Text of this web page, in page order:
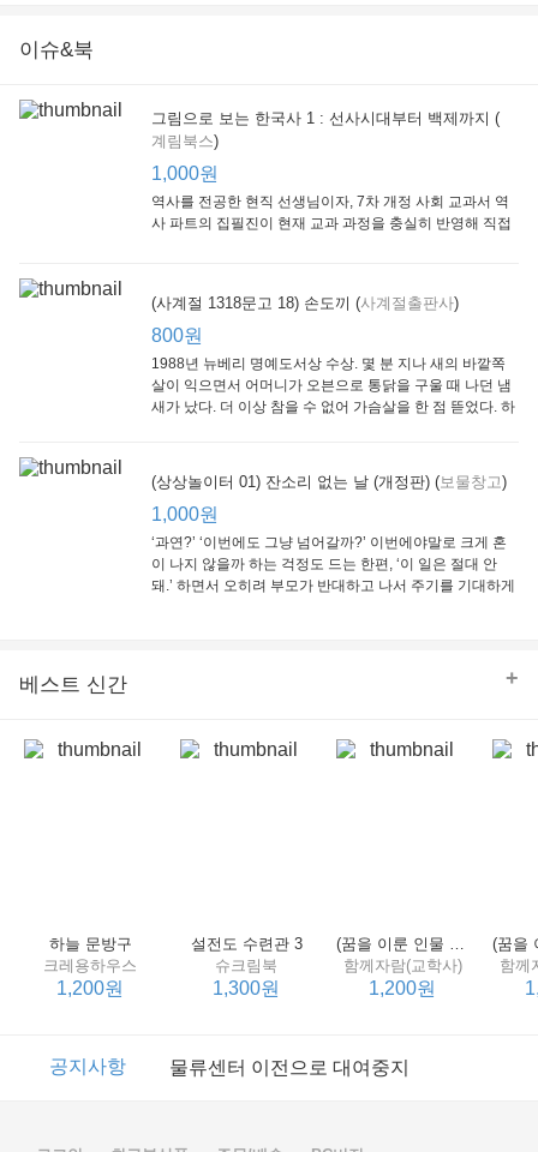
Little, Brown
1,000원
큰솔(토토북)
동아일보사
이슈&북
그림으로 보는 한국사 1 : 선사시대부터 백제까지 (
계림북스)
1,000원
역사를 전공한 현직 선생님이자, 7차 개정 사회 교과서 역
사 파트의 집필진이 현재 교과 과정을 충실히 반영해 직접
(사계절 1318문고 18) 손도끼 (사계절출판사)
800원
1988년 뉴베리 명예도서상 수상. 몇 분 지나 새의 바깥쪽
살이 익으면서 어머니가 오븐으로 통닭을 구울 때 나던 냄
새가 났다. 더 이상 참을 수 없어 가슴살을 한 점 뜯었다. 하
(상상놀이터 01) 잔소리 없는 날 (개정판) (보물창고)
1,000원
‘과연?’ ‘이번에도 그냥 넘어갈까?’ 이번에야말로 크게 혼
이 나지 않을까 하는 걱정도 드는 한편, ‘이 일은 절대 안
돼.’ 하면서 오히려 부모가 반대하고 나서 주기를 기대하게
베스트 신간 +
하늘 문방구
크레용하우스
1,200원
설전도 수련관 3
슈크림북
1,300원
(꿈을 이룬 인물 탐구 2) 제인 구달
함께자람(교학사)
1,200원
함께
이벤트 2017년 리브피아 여름방학 참고서 이벤트
공지사항 물류센터 이전으로 대여중지